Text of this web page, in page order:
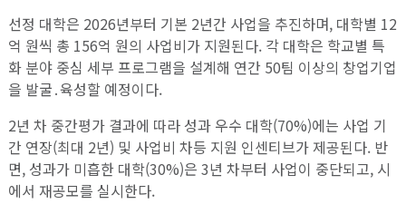
선정 대학은 2026년부터 기본 2년간 사업을 추진하며, 대학별 12
억 원씩 총 156억 원의 사업비가 지원된다. 각 대학은 학교별 특
화 분야 중심 세부 프로그램을 설계해 연간 50팀 이상의 창업기업
을 발굴․육성할 예정이다.
2년 차 중간평가 결과에 따라 성과 우수 대학(70%)에는 사업 기
간 연장(최대 2년) 및 사업비 차등 지원 인센티브가 제공된다. 반
면, 성과가 미흡한 대학(30%)은 3년 차부터 사업이 중단되고, 시
에서 재공모를 실시한다.